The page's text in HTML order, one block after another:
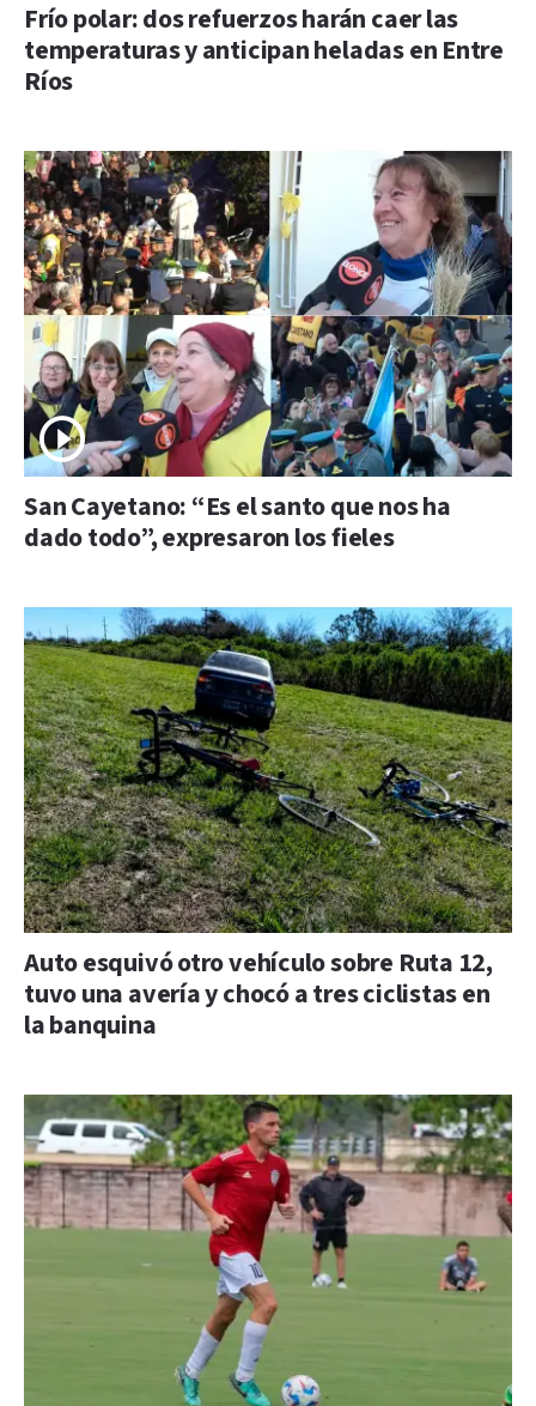
Frío polar: dos refuerzos harán caer las
temperaturas y anticipan heladas en Entre
Ríos
San Cayetano: “Es el santo que nos ha
dado todo”, expresaron los fieles
Auto esquivó otro vehículo sobre Ruta 12,
tuvo una avería y chocó a tres ciclistas en
la banquina